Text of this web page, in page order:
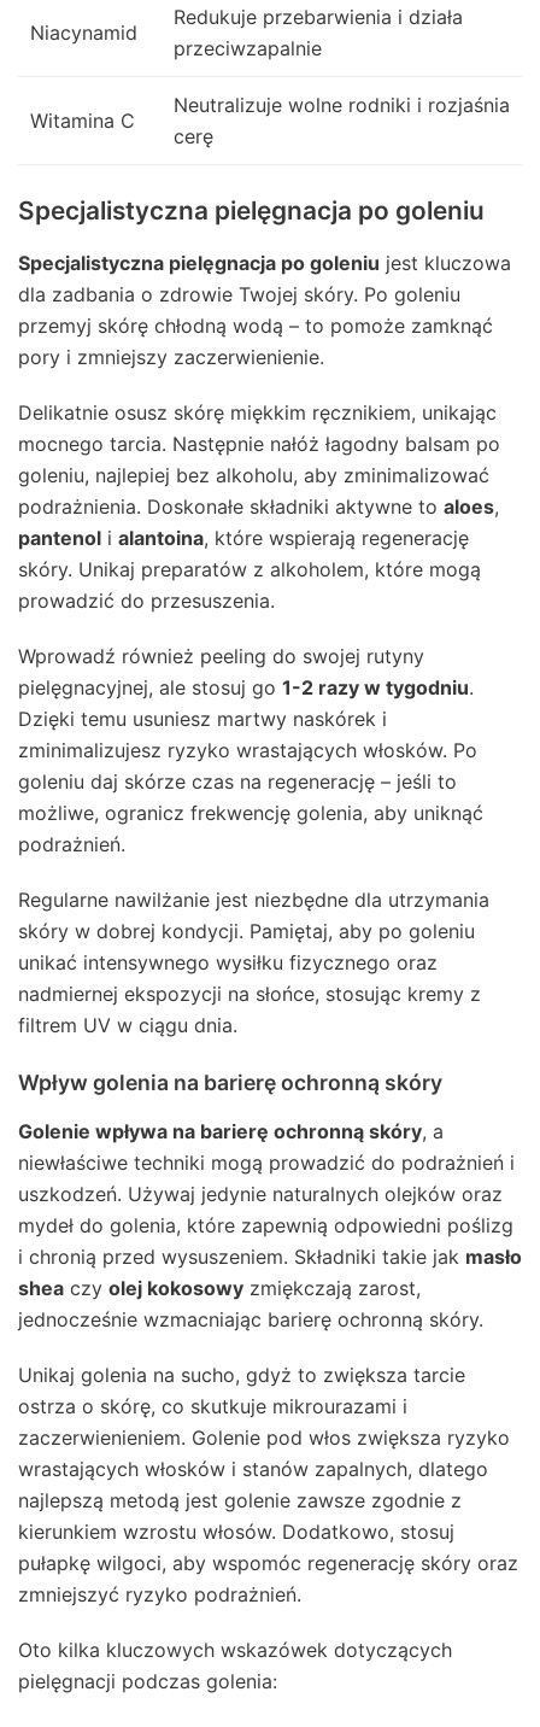
Niacynamid
Redukuje przebarwienia i działa
przeciwzapalnie
Witamina C
Neutralizuje wolne rodniki i rozjaśnia
cerę
Specjalistyczna pielęgnacja po goleniu
Specjalistyczna pielęgnacja po goleniu jest kluczowa
dla zadbania o zdrowie Twojej skóry. Po goleniu
przemyj skórę chłodną wodą – to pomoże zamknąć
pory i zmniejszy zaczerwienienie.
Delikatnie osusz skórę miękkim ręcznikiem, unikając
mocnego tarcia. Następnie nałóż łagodny balsam po
goleniu, najlepiej bez alkoholu, aby zminimalizować
podrażnienia. Doskonałe składniki aktywne to aloes,
pantenol i alantoina, które wspierają regenerację
skóry. Unikaj preparatów z alkoholem, które mogą
prowadzić do przesuszenia.
Wprowadź również peeling do swojej rutyny
pielęgnacyjnej, ale stosuj go 1-2 razy w tygodniu.
Dzięki temu usuniesz martwy naskórek i
zminimalizujesz ryzyko wrastających włosków. Po
goleniu daj skórze czas na regenerację – jeśli to
możliwe, ogranicz frekwencję golenia, aby uniknąć
podrażnień.
Regularne nawilżanie jest niezbędne dla utrzymania
skóry w dobrej kondycji. Pamiętaj, aby po goleniu
unikać intensywnego wysiłku fizycznego oraz
nadmiernej ekspozycji na słońce, stosując kremy z
filtrem UV w ciągu dnia.
Wpływ golenia na barierę ochronną skóry
Golenie wpływa na barierę ochronną skóry, a
niewłaściwe techniki mogą prowadzić do podrażnień i
uszkodzeń. Używaj jedynie naturalnych olejków oraz
mydeł do golenia, które zapewnią odpowiedni poślizg
i chronią przed wysuszeniem. Składniki takie jak masło
shea czy olej kokosowy zmiękczają zarost,
jednocześnie wzmacniając barierę ochronną skóry.
Unikaj golenia na sucho, gdyż to zwiększa tarcie
ostrza o skórę, co skutkuje mikrourazami i
zaczerwienieniem. Golenie pod włos zwiększa ryzyko
wrastających włosków i stanów zapalnych, dlatego
najlepszą metodą jest golenie zawsze zgodnie z
kierunkiem wzrostu włosów. Dodatkowo, stosuj
pułapkę wilgoci, aby wspomóc regenerację skóry oraz
zmniejszyć ryzyko podrażnień.
Oto kilka kluczowych wskazówek dotyczących
pielęgnacji podczas golenia: